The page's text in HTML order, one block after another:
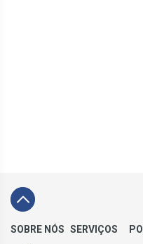
SOBRE NÓS SERVIÇOS